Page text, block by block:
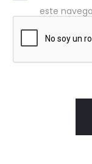
este